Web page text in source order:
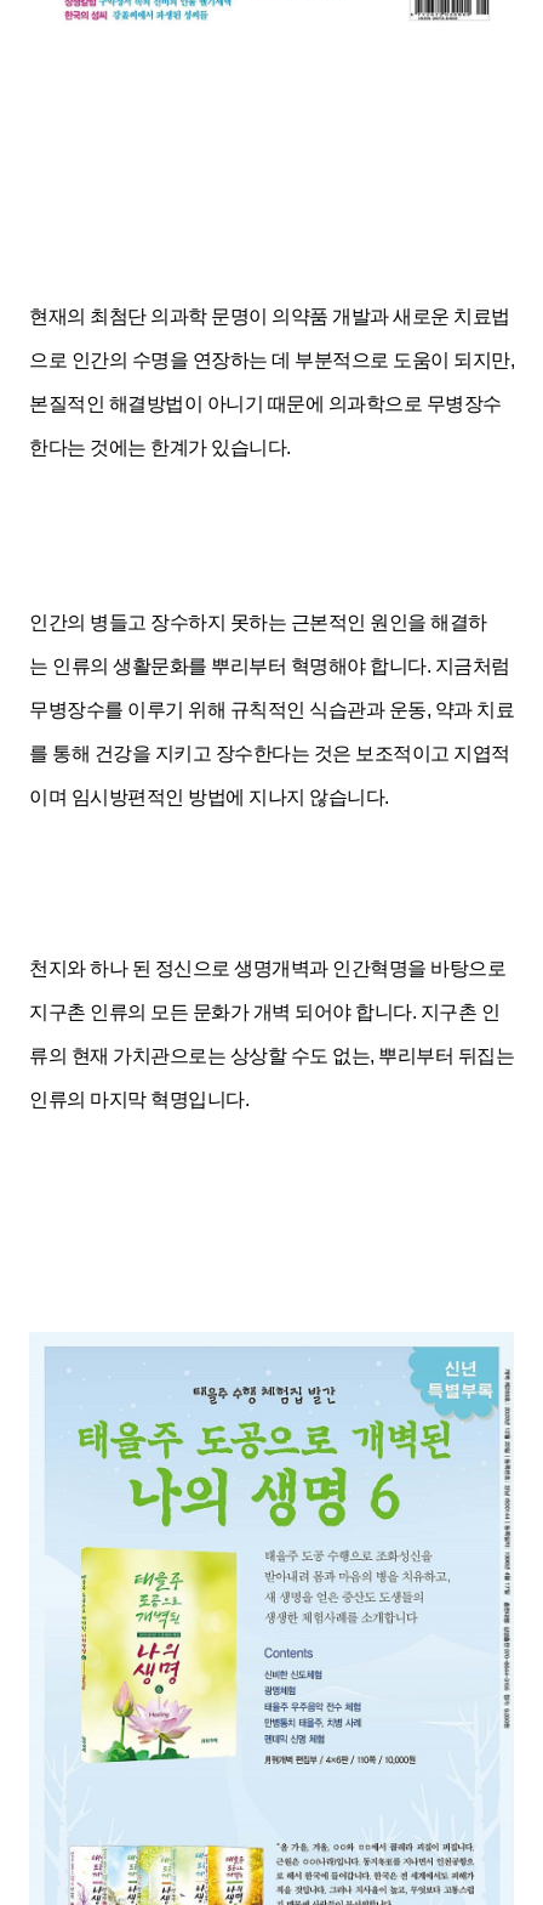
현재의 최첨단 의과학 문명이 의약품 개발과 새로운 치료법
으로 인간의 수명을 연장하는 데 부분적으로 도움이 되지만,
본질적인 해결방법이 아니기 때문에 의과학으로 무병장수
한다는 것에는 한계가 있습니다.
인간의 병들고 장수하지 못하는 근본적인 원인을 해결하
는 인류의 생활문화를 뿌리부터 혁명해야 합니다. 지금처럼
무병장수를 이루기 위해 규칙적인 식습관과 운동, 약과 치료
를 통해 건강을 지키고 장수한다는 것은 보조적이고 지엽적
이며 임시방편적인 방법에 지나지 않습니다.
천지와 하나 된 정신으로 생명개벽과 인간혁명을 바탕으로
지구촌 인류의 모든 문화가 개벽 되어야 합니다. 지구촌 인
류의 현재 가치관으로는 상상할 수도 없는, 뿌리부터 뒤집는
인류의 마지막 혁명입니다.